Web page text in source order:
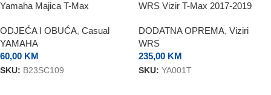
Yamaha Majica T-Max
ODJEĆA I OBUĆA, Casual
YAMAHA
60,00 KM
SKU: B23SC109
WRS Vizir T-Max 2017-2019
DODATNA OPREMA, Viziri
WRS
235,00 KM
SKU: YA001T